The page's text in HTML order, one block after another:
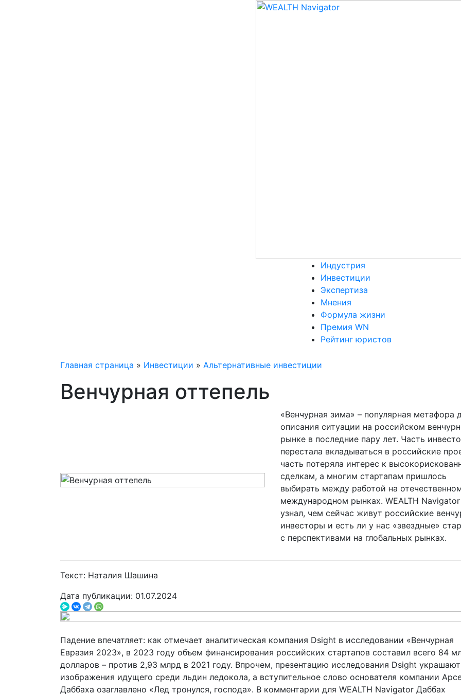
Индустрия
Инвестиции
Экспертиза
Мнения
Формула жизни
Премия WN
Рейтинг юристов
Главная страница » Инвестиции » Альтернативные инвестиции
Венчурная оттепель
«Венчурная зима» – популярная метафора
описания ситуации на российском
рынке в последние пару лет. Часть
перестала вкладываться в российские
часть потеряла интерес к
сделкам, а многим стартапам пришлось
выбирать между работой на
международном рынках. WEALTH Navigator
узнал, чем сейчас живут российские
инвесторы и есть ли у нас «звездные»
с перспективами на глобальных рынках.
Текст: Наталия Шашина
Дата публикации: 01.07.2024
Падение впечатляет: как отмечает аналитическая компания Dsight в исследовании «Венчурная
Евразия 2023», в 2023 году объем финансирования российских стартапов составил всего 84
долларов – против 2,93 млрд в 2021 году. Впрочем, презентацию исследования Dsight украшают
изображения идущего среди льдин ледокола, а вступительное слово основателя компании
Даббаха озаглавлено «Лед тронулся, господа». В комментарии для WEALTH Navigator Даббах